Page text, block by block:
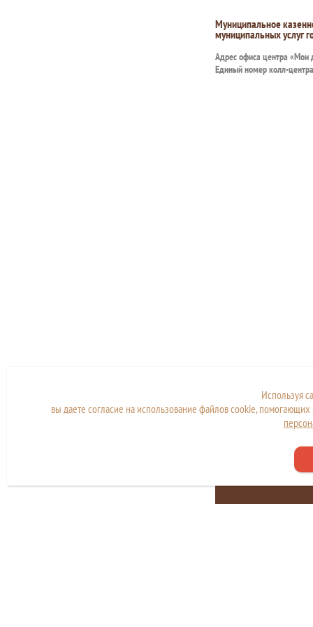
Муниципальное
муниципальных услуг
Адрес офиса центра «Мои
Единый номер колл-
разработки и
Используя
вы даете согласие на использование файлов cookie,